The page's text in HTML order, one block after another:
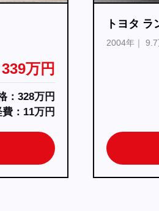
トヨタ ランドクルーザー
9.7万km走行 車検 な
支
車